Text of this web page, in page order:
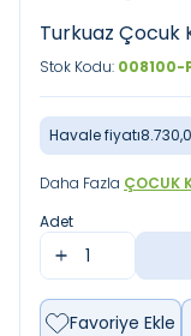
Turkuaz Çocuk
Stok Kodu: 008100-
Havale fiyatı
Daha Fazla ÇOCUK
Adet
Favoriye Ekle